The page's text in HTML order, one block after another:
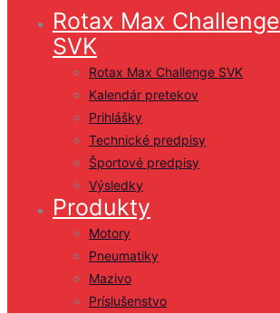
Rotax Max Challenge
SVK
Rotax Max Challenge SVK
Kalendár pretekov
Prihlášky
Technické predpisy
Športové predpisy
Výsledky
Produkty
Motory
Pneumatiky
Mazivo
Príslušenstvo